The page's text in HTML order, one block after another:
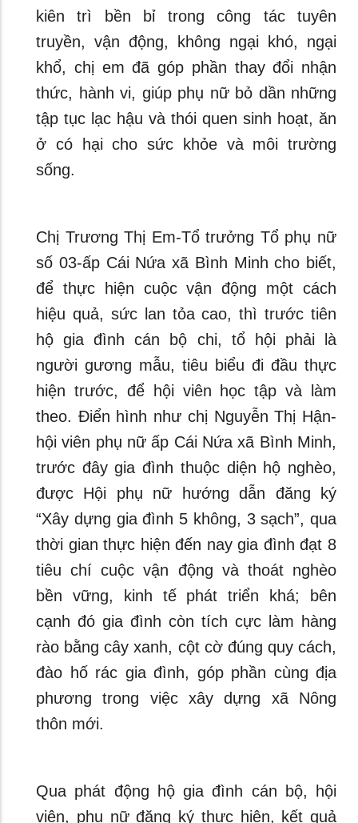
kiên trì bền bỉ trong công tác tuyên
truyền, vận động, không ngại khó, ngại
khổ, chị em đã góp phần thay đổi nhận
thức, hành vi, giúp phụ nữ bỏ dần những
tập tục lạc hậu và thói quen sinh hoạt, ăn
ở có hại cho sức khỏe và môi trường
sống.
Chị Trương Thị Em-Tổ trưởng Tổ phụ nữ
số 03-ấp Cái Nứa xã Bình Minh cho biết,
để thực hiện cuộc vận động một cách
hiệu quả, sức lan tỏa cao, thì trước tiên
hộ gia đình cán bộ chi, tổ hội phải là
người gương mẫu, tiêu biểu đi đầu thực
hiện trước, để hội viên học tập và làm
theo. Điển hình như chị Nguyễn Thị Hận-
hội viên phụ nữ ấp Cái Nứa xã Bình Minh,
trước đây gia đình thuộc diện hộ nghèo,
được Hội phụ nữ hướng dẫn đăng ký
“Xây dựng gia đình 5 không, 3 sạch”, qua
thời gian thực hiện đến nay gia đình đạt 8
tiêu chí cuộc vận động và thoát nghèo
bền vững, kinh tế phát triển khá; bên
cạnh đó gia đình còn tích cực làm hàng
rào bằng cây xanh, cột cờ đúng quy cách,
đào hố rác gia đình, góp phần cùng địa
phương trong việc xây dựng xã Nông
thôn mới.
Qua phát động hộ gia đình cán bộ, hội
viên, phụ nữ đăng ký thực hiện, kết quả